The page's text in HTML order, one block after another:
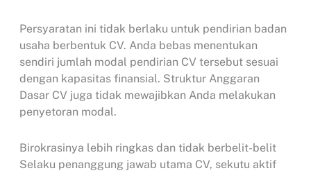
Persyaratan ini tidak berlaku untuk pendirian badan
usaha berbentuk CV. Anda bebas menentukan
sendiri jumlah modal pendirian CV tersebut sesuai
dengan kapasitas finansial. Struktur Anggaran
Dasar CV juga tidak mewajibkan Anda melakukan
penyetoran modal.
Birokrasinya lebih ringkas dan tidak berbelit-belit
Selaku penanggung jawab utama CV, sekutu aktif